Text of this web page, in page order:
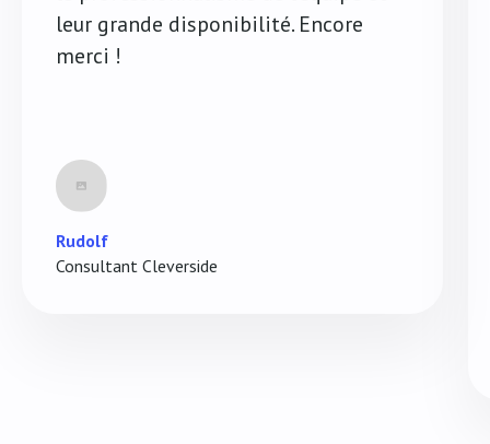
leur grande disponibilité. Encore
merci !
Rudolf
Consultant Cleverside